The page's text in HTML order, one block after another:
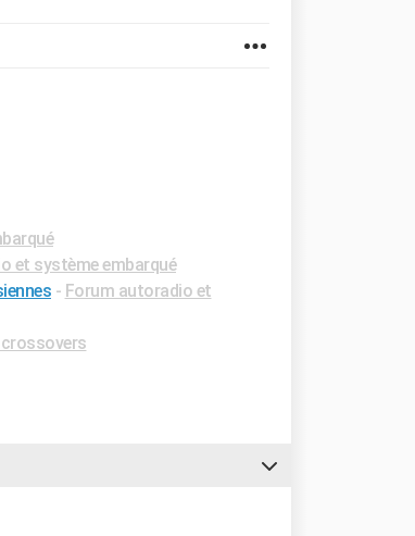
et système embarqué
- Forum autoradio et
crossovers